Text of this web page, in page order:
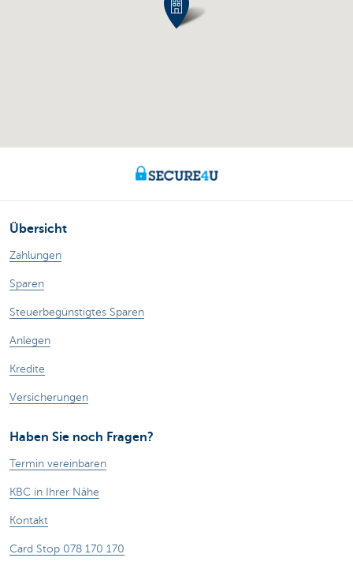
Übersicht
Zahlungen
Sparen
Steuerbegünstigtes Sparen
Anlegen
Kredite
Versicherungen
Haben Sie noch Fragen?
Termin vereinbaren
KBC in Ihrer Nähe
Kontakt
Card Stop 078 170 170